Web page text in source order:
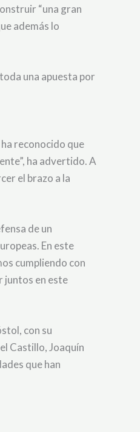
“una gran
además lo
una apuesta por
reconocido que
ha advertido. A
el brazo a la
de un
En este
cumpliendo con
juntos en este
con su
Castillo, Joaquín
que han